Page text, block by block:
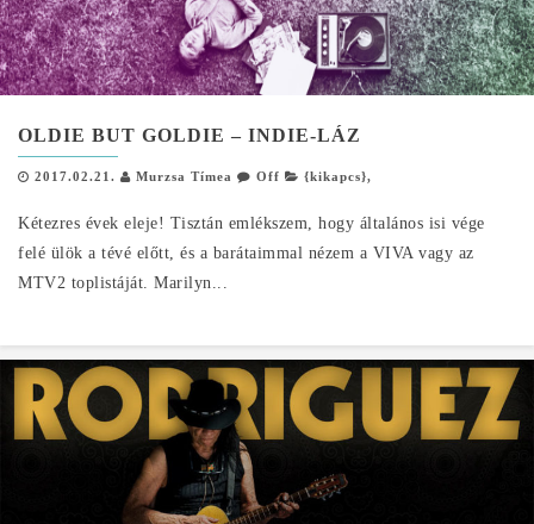
OLDIE BUT GOLDIE – INDIE-LÁZ
2017.02.21. Murzsa Tímea Off {kikapcs},
Kétezres évek eleje! Tisztán emlékszem, hogy általános isi vége
felé ülök a tévé előtt, és a barátaimmal nézem a VIVA vagy az
MTV2 toplistáját. Marilyn...